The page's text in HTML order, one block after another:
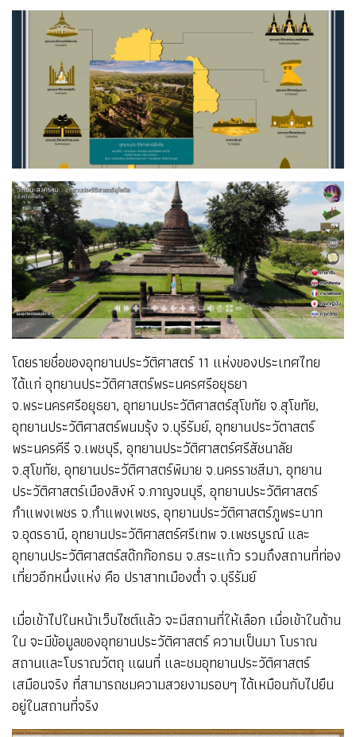
โดยรายชื่อของอุทยานประวัติศาสตร์ 11 แห่งของประเทศไทย
ได้แก่ อุทยานประวัติศาสตร์พระนครศรีอยุธยา
จ.พระนครศรีอยุธยา, อุทยานประวัติศาสตร์สุโขทัย จ.สุโขทัย,
อุทยานประวัติศาสตร์พนมรุ้ง จ.บุรีรัมย์, อุทยานประวัตาสตร์
พระนครคีรี จ.เพชบุรี, อุทยานประวัติศาสตร์ศรีสัชนาลัย
จ.สุโขทัย, อุทยานประวัติศาสตร์พิมาย จ.นครราชสีมา, อุทยาน
ประวัติศาสตร์เมืองสิงห์ จ.กาญจนบุรี, อุทยานประวัติศาสตร์
กำแพงเพชร จ.กำแพงเพชร, อุทยานประวัติศาสตร์ภูพระบาท
จ.อุดรธานี, อุทยานประวัติศาสตร์ศรีเทพ จ.เพชรบูรณ์ และ
อุทยานประวัติศาสตร์สด๊กก๊อกธม จ.สระแก้ว รวมถึงสถานที่ท่อง
เที่ยวอีกหนึ่งแห่ง คือ ปราสาทเมืองต่ำ จ.บุรีรัมย์
เมื่อเข้าไปในหน้าเว็บไซต์แล้ว จะมีสถานที่ให้เลือก เมื่อเข้าในด้าน
ใน จะมีข้อมูลของอุทยานประวัติศาสตร์ ความเป็นมา โบราณ
สถานและโบราณวัตถุ แผนที่ และชมอุทยานประวัติศาสตร์
เสมือนจริง ที่สามารถชมความสวยงามรอบๆ ได้เหมือนกับไปยืน
อยู่ในสถานที่จริง